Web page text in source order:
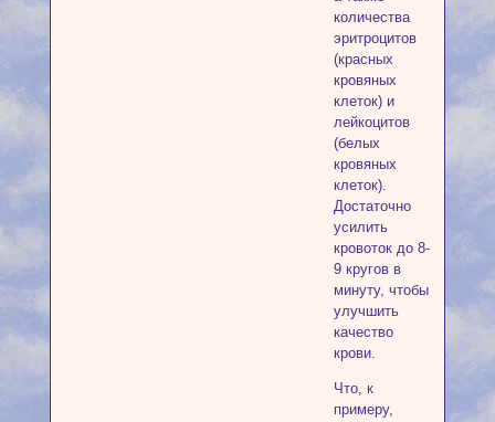
количества
эритроцитов
(красных
кровяных
клеток) и
лейкоцитов
(белых
кровяных
клеток).
Достаточно
усилить
кровоток до 8-
9 кругов в
минуту, чтобы
улучшить
качество
крови.
Что, к
примеру,